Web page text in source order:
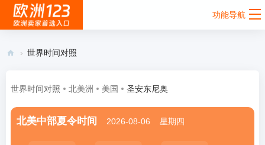
功能导航
洲
› 世界时间对照
世界时间对照 北美洲 美国 圣安东尼奥
北美中部夏令时间 2026-08-06 星期四